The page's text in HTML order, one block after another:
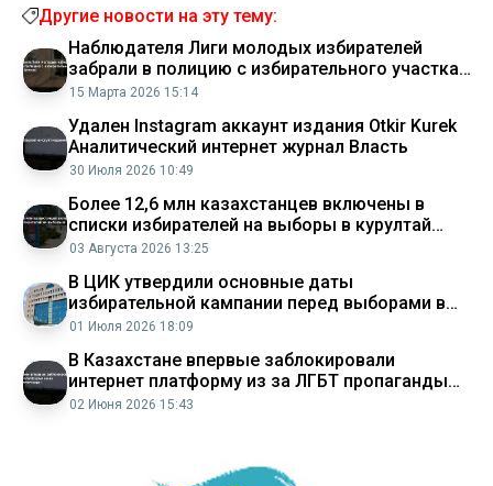
Другие новости на эту тему:
Наблюдателя Лиги молодых избирателей
забрали в полицию с избирательного участка
в Астане Аналитический интернет журнал
15 Марта 2026 15:14
Удален Instagram аккаунт издания Otkir Kurek
Аналитический интернет журнал Власть
30 Июля 2026 10:49
Более 12,6 млн казахстанцев включены в
списки избирателей на выборы в курултай
Аналитический интернет журнал Власть
03 Августа 2026 13:25
В ЦИК утвердили основные даты
избирательной кампании перед выборами в
курултай
01 Июля 2026 18:09
В Казахстане впервые заблокировали
интернет платформу из за ЛГБТ пропаганды
Аналитический интернет журнал Власть
02 Июня 2026 15:43